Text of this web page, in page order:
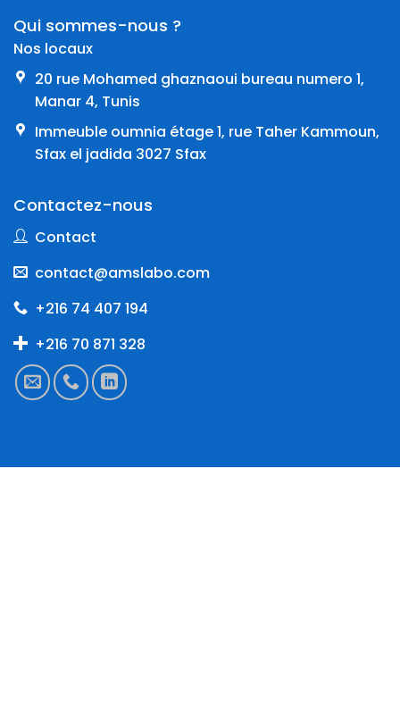
Qui sommes-nous ?
Nos locaux
20 rue Mohamed ghaznaoui bureau numero 1,
Manar 4, Tunis
Immeuble oumnia étage 1, rue Taher Kammoun,
Sfax el jadida 3027 Sfax
Contactez-nous
Contact
contact@amslabo.com
+216 74 407 194
+216 70 871 328